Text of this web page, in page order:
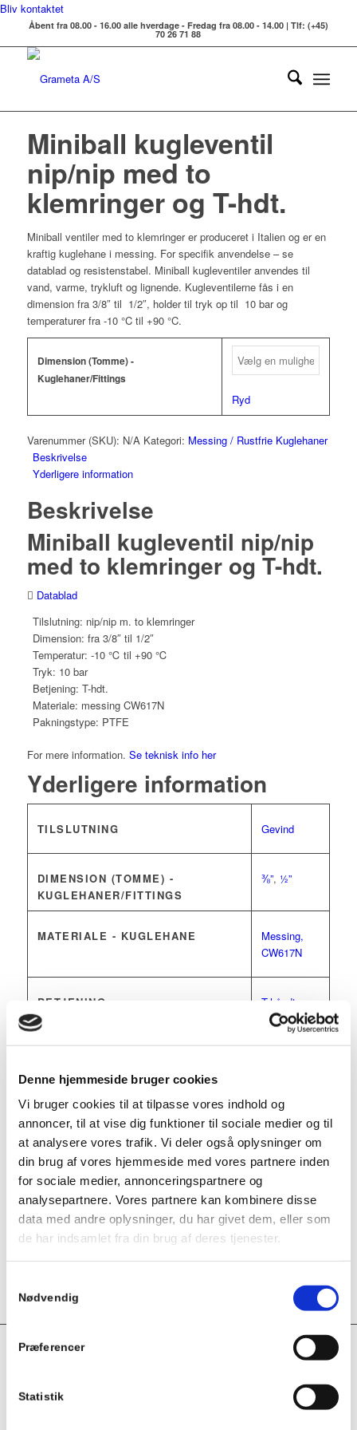
Denne hjemmeside bruger cookies
Vi bruger cookies til at tilpasse vores indhold og
annoncer, til at vise dig funktioner til sociale medier og til
at analysere vores trafik. Vi deler også oplysninger om
din brug af vores hjemmeside med vores partnere inden
for sociale medier, annonceringspartnere og
analysepartnere. Vores partnere kan kombinere disse
data med andre oplysninger, du har givet dem, eller som
de har indsamlet fra din brug af deres tjenester.
Nødvendig
Præferencer
Statistik
Bliv kontaktet
Åbent fra 08.00 - 16.00 alle hverdage - Fredag fra 08.00 - 14.00 | Tlf: (+45)
70 26 71 88
Miniball kugleventil
nip/nip med to
klemringer og T-hdt.
Miniball ventiler med to klemringer er produceret i Italien og er en
kraftig kuglehane i messing. For specifik anvendelse – se
datablad og resistenstabel. Miniball kugleventiler anvendes til
vand, varme, trykluft og lignende. Kugleventilerne fås i en
dimension fra 3/8″ til 1/2″, holder til tryk op til 10 bar og
temperaturer fra -10 °C til +90 °C.
Dimension (Tomme) -
Kuglehaner/Fittings
Ryd
Varenummer (SKU): N/A Kategori: Messing / Rustfrie Kuglehaner
Beskrivelse
Yderligere information
Beskrivelse
Miniball kugleventil nip/nip
med to klemringer og T-hdt.
Datablad
Tilslutning: nip/nip m. to klemringer
Dimension: fra 3/8″ til 1/2″
Temperatur: -10 ℃ til +90 ℃
Tryk: 10 bar
Betjening: T-hdt.
Materiale: messing CW617N
Pakningstype: PTFE
For mere information. Se teknisk info her
Yderligere information
TILSLUTNING Gevind
DIMENSION (TOMME) -
KUGLEHANER/FITTINGS
⅜”, ½”
MATERIALE - KUGLEHANE
Messing,
CW617N
BETJENING T-håndtag
TRYK, BAR 10
PRODUKTTYPE Miniball
DIAMETER (MM) -
KUGLEHANER/FITTINGS
8 mm,10
mm
TOTAL LÆNGDE (MM) 68,70,80,